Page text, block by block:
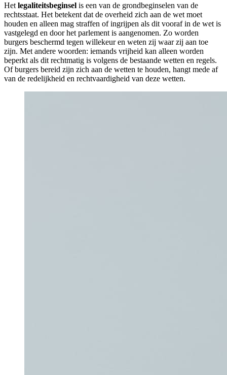
Het legaliteitsbeginsel is een van de grondbeginselen van de
rechtsstaat. Het betekent dat de overheid zich aan de wet moet
houden en alleen mag straffen of ingrijpen als dit vooraf in de wet is
vastgelegd en door het parlement is aangenomen. Zo worden
burgers beschermd tegen willekeur en weten zij waar zij aan toe
zijn. Met andere woorden: iemands vrijheid kan alleen worden
beperkt als dit rechtmatig is volgens de bestaande wetten en regels.
Of burgers bereid zijn zich aan de wetten te houden, hangt mede af
van de redelijkheid en rechtvaardigheid van deze wetten.